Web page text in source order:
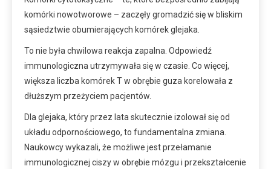
komórki nowotworowe – zaczęły gromadzić się w bliskim
sąsiedztwie obumierających komórek glejaka.
To nie była chwilowa reakcja zapalna. Odpowiedź
immunologiczna utrzymywała się w czasie. Co więcej,
większa liczba komórek T w obrębie guza korelowała z
dłuższym przeżyciem pacjentów.
Dla glejaka, który przez lata skutecznie izolował się od
układu odpornościowego, to fundamentalna zmiana.
Naukowcy wykazali, że możliwe jest przełamanie
immunologicznej ciszy w obrębie mózgu i przekształcenie